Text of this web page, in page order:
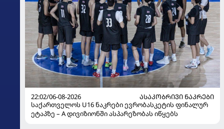
22:02/06-08-2026
ᲐᲡᲐᲙᲝᲑᲠᲘᲕᲘ ᲜᲐᲙᲠᲔᲑᲘ
საქართველოს U16 ნაკრები ევრობასკეტის ფინალურ
ეტაპზე – A დივიზიონში ასპარეზობას იწყებს